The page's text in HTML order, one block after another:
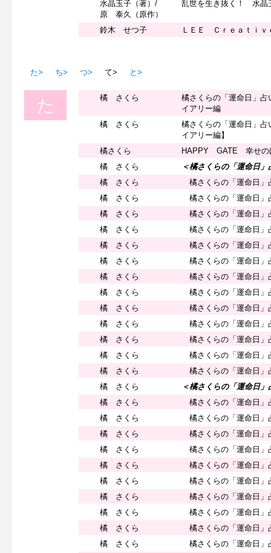
水晶玉子（著）/
原 泰久（原作）
乱世を生き抜く！ 水晶
鈴木 せつ子 ＬＥＥ Ｃｒｅａｔｉ
た> ち> つ> て> と>
た 橘 さくら
橘さくらの「運命日」
イアリー編
橘 さくら
橘さくらの「運命日」
イアリー編】
橘さくら
HAPPY GATE 幸せの
橘 さくら
＜橘さくらの「運命日
橘 さくら
橘さくらの「運命日
橘 さくら
橘さくらの「運命日
橘 さくら
橘さくらの「運命日
橘 さくら
橘さくらの「運命日
橘 さくら
橘さくらの「運命日
橘 さくら
橘さくらの「運命日
橘 さくら
橘さくらの「運命日
橘 さくら
橘さくらの「運命日
橘 さくら
橘さくらの「運命日
橘 さくら
橘さくらの「運命日
橘 さくら
橘さくらの「運命日
橘 さくら
橘さくらの「運命日
橘 さくら
橘さくらの「運命日
橘 さくら
＜橘さくらの「運命日
橘 さくら
橘さくらの「運命日
橘 さくら
橘さくらの「運命日
橘 さくら
橘さくらの「運命日
橘 さくら
橘さくらの「運命日
橘 さくら
橘さくらの「運命日
橘 さくら
橘さくらの「運命日
橘 さくら
橘さくらの「運命日
橘 さくら
橘さくらの「運命日
橘 さくら
橘さくらの「運命日
橘 さくら
橘さくらの「運命日